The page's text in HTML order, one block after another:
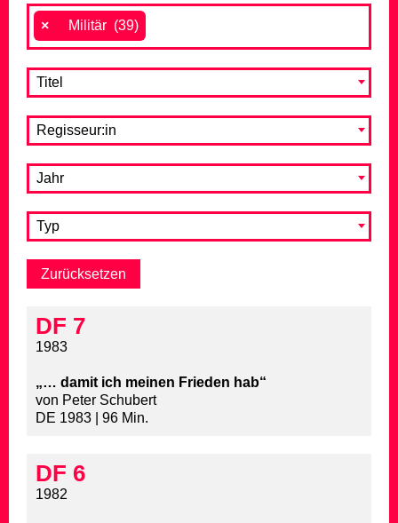
× Militär (39)
Titel
Regisseur:in
Jahr
Typ
DF 7
1983
„… damit ich meinen Frieden hab“
von Peter Schubert
DE 1983 | 96 Min.
DF 6
1982